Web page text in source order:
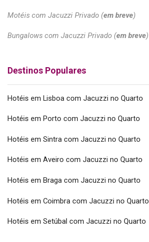
Motéis com Jacuzzi Privado (em breve)
Bungalows com Jacuzzi Privado (em breve)
Destinos Populares
Hotéis em Lisboa com Jacuzzi no Quarto
Hotéis em Porto com Jacuzzi no Quarto
Hotéis em Sintra com Jacuzzi no Quarto
Hotéis em Aveiro com Jacuzzi no Quarto
Hotéis em Braga com Jacuzzi no Quarto
Hotéis em Coimbra com Jacuzzi no Quarto
Hotéis em Setúbal com Jacuzzi no Quarto